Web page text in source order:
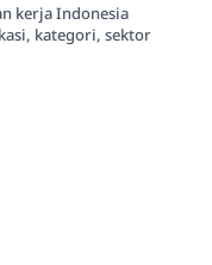
kerja Indonesia
kategori, sektor